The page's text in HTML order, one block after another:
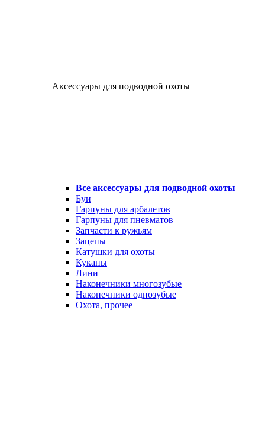
Аксессуары для подводной охоты
Все аксессуары для подводной охоты
Буи
Гарпуны для арбалетов
Гарпуны для пневматов
Запчасти к ружьям
Зацепы
Катушки для охоты
Куканы
Лини
Наконечники многозубые
Наконечники однозубые
Охота, прочее